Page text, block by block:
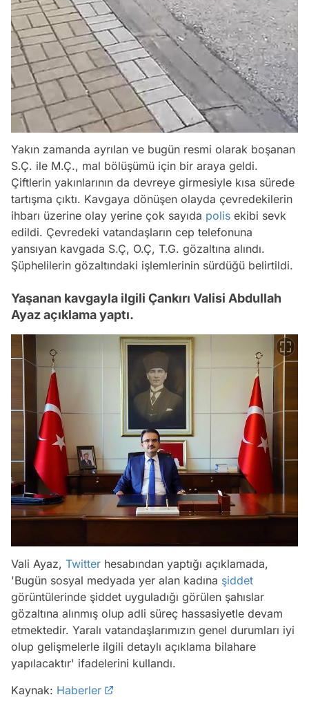
Yakın zamanda ayrılan ve bugün resmi olarak boşanan
S.Ç. ile M.Ç., mal bölüşümü için bir araya geldi.
Çiftlerin yakınlarının da devreye girmesiyle kısa sürede
tartışma çıktı. Kavgaya dönüşen olayda çevredekilerin
ihbarı üzerine olay yerine çok sayıda polis ekibi sevk
edildi. Çevredeki vatandaşların cep telefonuna
yansıyan kavgada S.Ç, O.Ç, T.G. gözaltına alındı.
Şüphelilerin gözaltındaki işlemlerinin sürdüğü belirtildi.
Yaşanan kavgayla ilgili Çankırı Valisi Abdullah
Ayaz açıklama yaptı.
Vali Ayaz, Twitter hesabından yaptığı açıklamada,
'Bugün sosyal medyada yer alan kadına şiddet
görüntülerinde şiddet uyguladığı görülen şahıslar
gözaltına alınmış olup adli süreç hassasiyetle devam
etmektedir. Yaralı vatandaşlarımızın genel durumları iyi
olup gelişmelerle ilgili detaylı açıklama bilahare
yapılacaktır' ifadelerini kullandı.
Kaynak: Haberler